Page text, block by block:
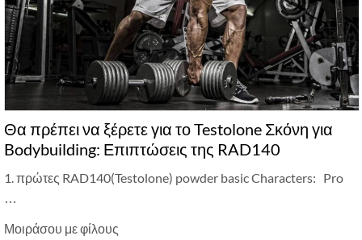
Θα πρέπει να ξέρετε για το Testolone Σκόνη για
Bodybuilding: Επιπτώσεις της RAD140
1. πρώτες RAD140(Testolone) powder basic Characters: Pro
Μοιράσου με φίλους